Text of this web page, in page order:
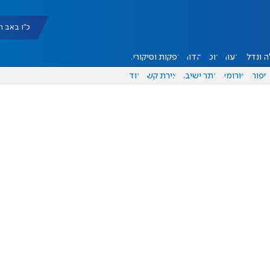
כ"ו באב
ונדל"ן דעות אוכל יהדות הפקות וסיקורים
ספורט פורומים אתר ישיבה יצירת קשר עוד